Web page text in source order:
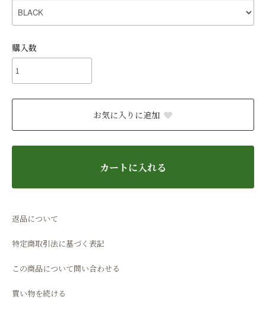
購入数
お気に入りに追加
カートに入れる
返品について
特定商取引法に基づく表記
この商品について問い合わせる
買い物を続ける